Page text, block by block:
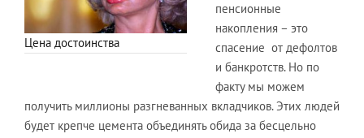
Цена достоинства
пенсионные
накопления – это
спасение от дефолтов
и банкротств. Но по
факту мы можем
получить миллионы разгневанных вкладчиков. Этих людей
будет крепче цемента объединять обида за бесцельно